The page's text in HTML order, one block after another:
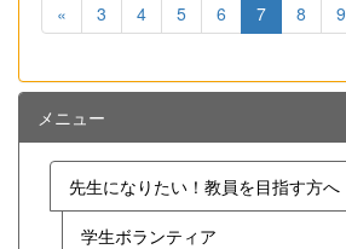
« 3 4 5 6 7 8 9
メニュー
先生になりたい！教員を目指す方へ
学生ボランティア